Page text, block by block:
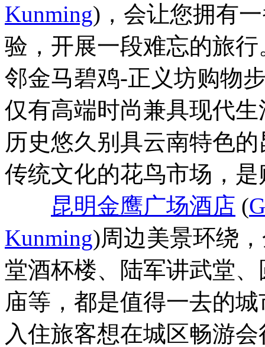
Kunming)，会让您拥有
验，开展一段难忘的旅
邻金马碧鸡-正义坊购物
仅有高端时尚兼具现代
历史悠久别具云南特色
传统文化的花鸟市场，
昆明金鹰广场酒店 (
Kunming)周边美景环绕
堂酒杯楼、陆军讲武堂
庙等，都是值得一去的
入住旅客想在城区畅游